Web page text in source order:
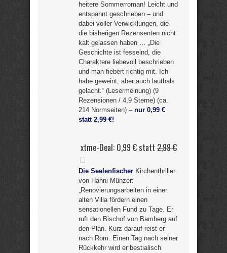
heitere Sommerroman! Leicht und
entspannt geschrieben – und
dabei voller Verwicklungen, die
die bisherigen Rezensenten nicht
kalt gelassen haben … „Die
Geschichte ist fesselnd, die
Charaktere liebevoll beschrieben
und man fiebert richtig mit. Ich
habe geweint, aber auch lauthals
gelacht.“ (Lesermeinung) (9
Rezensionen / 4,9 Sterne) (ca.
214 Normseiten) – nur 0,99 €
statt 2,99 €!
xtme-Deal: 0,99 € statt 2,99 €
Die Seelenfischer Kirchenthriller
von Hanni Münzer:
„Renovierungsarbeiten in einer
alten Villa fördern einen
sensationellen Fund zu Tage. Er
ruft den Bischof von Bamberg auf
den Plan. Kurz darauf reist er
nach Rom. Einen Tag nach seiner
Rückkehr wird er bestialisch